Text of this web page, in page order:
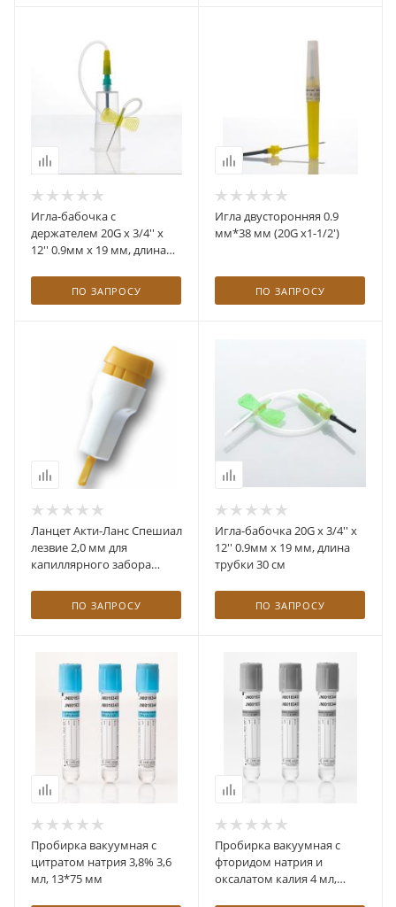
Игла-бабочка с
держателем 20G x 3/4'' x
12'' 0.9мм х 19 мм, длина
ПО ЗАПРОСУ
Игла двусторонняя 0.9
мм*38 мм (20G х1-1/2')
ПО ЗАПРОСУ
Ланцет Акти-Ланс Спешиал
лезвие 2,0 мм для
капиллярного забора
шт)
ПО ЗАПРОСУ
Игла-бабочка 20G x 3/4'' x
12'' 0.9мм х 19 мм, длина
трубки 30 см
ПО ЗАПРОСУ
Пробирка вакуумная с
цитратом натрия 3,8% 3,6
мл, 13*75 мм
Пробирка вакуумная с
фторидом натрия и
оксалатом калия 4 мл,